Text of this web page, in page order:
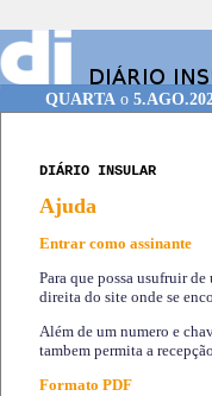
QUARTA o
DIÁRIO INSULAR
Ajuda
Entrar como assinante
Para que possa usufruir
direita do site onde se
Além de um numero e
tambem permita a
Formato PDF